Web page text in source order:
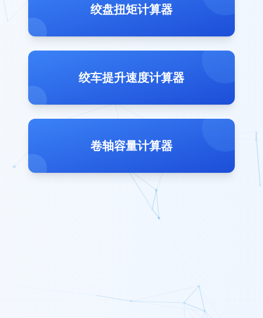
绞盘扭矩计算器
绞车提升速度计算器
卷轴容量计算器